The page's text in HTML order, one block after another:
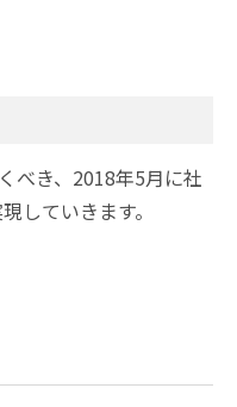
べき、2018年5月に社
していきます。